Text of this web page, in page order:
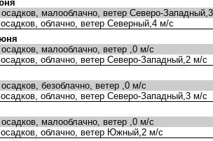
малооблачно, ветер Северо-
облачно, ветер Северный,4 м/с
малооблачно, ветер ,0 м/с
облачно, ветер Северо-Западный,2 м/с
безоблачно, ветер ,0 м/с
облачно, ветер Северо-Западный,3 м/с
малооблачно, ветер ,0 м/с
облачно, ветер Южный,2 м/с